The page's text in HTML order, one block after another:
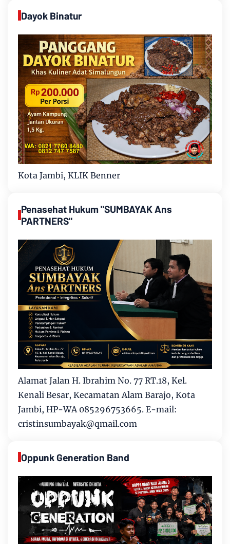
Dayok Binatur
Kota Jambi, KLIK Benner
Penasehat Hukum "SUMBAYAK Ans
PARTNERS"
Alamat Jalan H. Ibrahim No. 77 RT.18, Kel.
Kenali Besar, Kecamatan Alam Barajo, Kota
Jambi, HP-WA 085296753665. E-mail:
cristinsumbayak@qmail.com
Oppunk Generation Band